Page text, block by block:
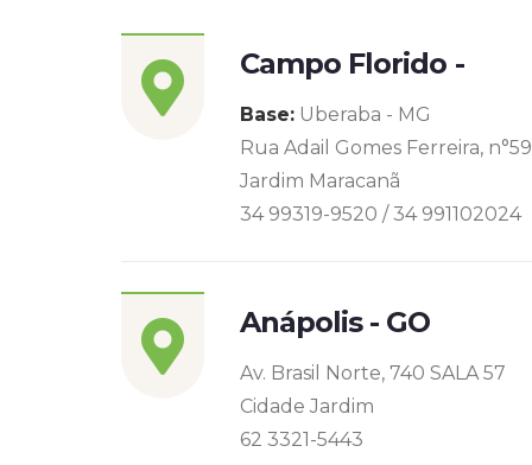
Campo Florido -
Base: Uberaba - MG
Rua Adail Gomes Ferreira,
Jardim Maracanã
34 99319-9520 / 34 991102024
Anápolis - GO
Av. Brasil Norte, 740 SALA 57
Cidade Jardim
62 3321-5443